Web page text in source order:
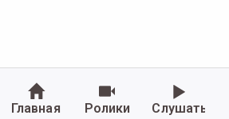
Главная Ролики Слушать